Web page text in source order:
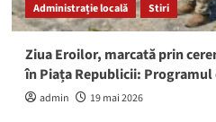
Administrație locală Stiri
Ziua Eroilor, marcată prin
în Piața Republicii:
admin 19 mai 2026